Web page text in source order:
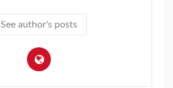
See author's posts